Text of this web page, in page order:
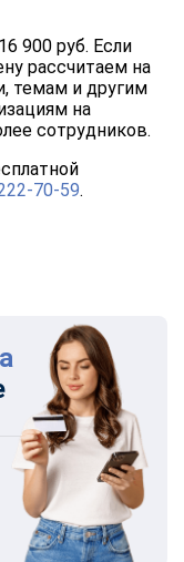
900 руб. Если
рассчитаем на
темам и другим
на
сотрудников.
70-59.